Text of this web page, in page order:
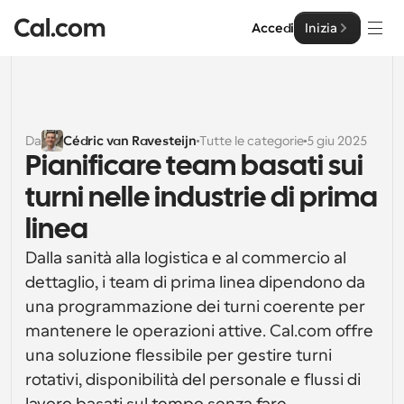
Accedi Inizia
Soluzioni
Per dimensione del team
Per individui
Per Team
Pianificazione collaborativa per gruppi
Per sviluppatori
Caratteristiche potenti e integrazioni
Per le imprese
Impresa
Sviluppatore
Documentazione per Sviluppatori
Documentazione per la piattaforma Cal.com
API
Risorse
API
Crea le tue integrazioni personalizzate con la nostra
Cal.ai
Prezzo
Da Cédric van Ravesteijn Tutte le categorie5 giu 2025
Pianificare team basati sui
turni nelle industrie di prima
linea
Dalla sanità alla logistica e al commercio al
dettaglio, i team di prima linea dipendono da
una programmazione dei turni coerente per
mantenere le operazioni attive. Cal.com offre
una soluzione flessibile per gestire turni
rotativi, disponibilità del personale e flussi di